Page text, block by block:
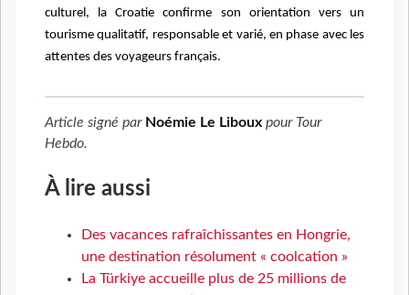
culturel, la Croatie confirme son orientation vers un
tourisme qualitatif, responsable et varié, en phase avec les
attentes des voyageurs français.
Article signé par Noémie Le Liboux pour Tour
Hebdo.
À lire aussi
Des vacances rafraîchissantes en Hongrie,
une destination résolument « coolcation »
La Türkiye accueille plus de 25 millions de